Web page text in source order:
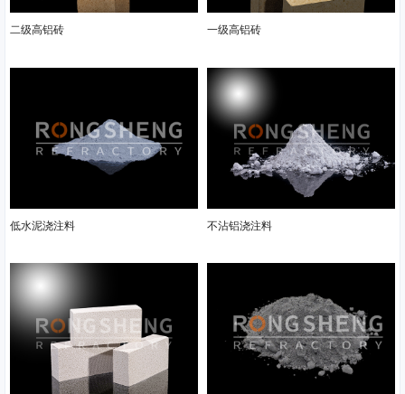
二级高铝砖 一级高铝砖
低水泥浇注料 不沾铝浇注料